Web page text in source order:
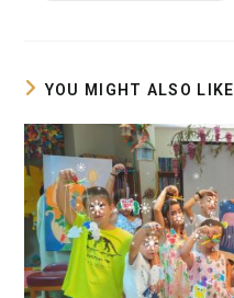
YOU MIGHT ALSO LIKE